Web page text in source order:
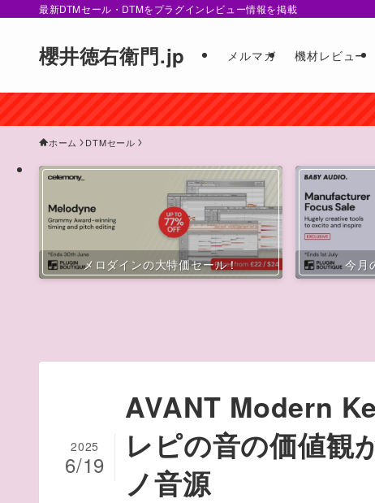
最新DTMセール・DTMをプラグインレビュー情報を掲載
櫻井徳右衛門.jp メルマガ 機材レビュー
ホーム DTMセール
メロダインの大特価セール！
今月
AVANT Modern
レピの音の価値観
ノ音源
2025
6/19